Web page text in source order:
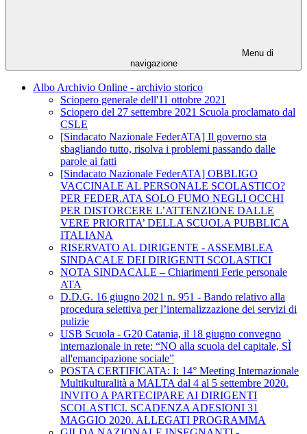
Menu di
navigazione
Albo Archivio Online - archivio storico
Sciopero generale dell'11 ottobre 2021
Sciopero del 27 settembre 2021 Scuola proclamato dal
CSLE
[Sindacato Nazionale FederATA] Il governo sta
sbagliando tutto, risolva i problemi passando dalle
parole ai fatti
[Sindacato Nazionale FederATA] OBBLIGO
VACCINALE AL PERSONALE SCOLASTICO?
PER FEDER.ATA SOLO FUMO NEGLI OCCHI
PER DISTORCERE L’ATTENZIONE DALLE
VERE PRIORITA’ DELLA SCUOLA PUBBLICA
ITALIANA
RISERVATO AL DIRIGENTE - ASSEMBLEA
SINDACALE DEI DIRIGENTI SCOLASTICI
NOTA SINDACALE – Chiarimenti Ferie personale
ATA
D.D.G. 16 giugno 2021 n. 951 - Bando relativo alla
procedura selettiva per l’internalizzazione dei servizi di
pulizie
USB Scuola - G20 Catania, il 18 giugno convegno
internazionale in rete: “NO alla scuola del capitale, SÌ
all'emancipazione sociale”
POSTA CERTIFICATA: I: 14° Meeting Internazionale
Multikulturalità a MALTA dal 4 al 5 settembre 2020.
INVITO A PARTECIPARE AI DIRIGENTI
SCOLASTICI. SCADENZA ADESIONI 31
MAGGIO 2020. ALLEGATI PROGRAMMA